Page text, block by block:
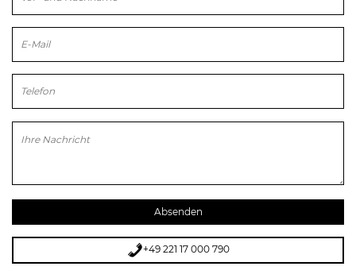
Bitte lasse dieses Feld leer.
+49 221 17 000 790